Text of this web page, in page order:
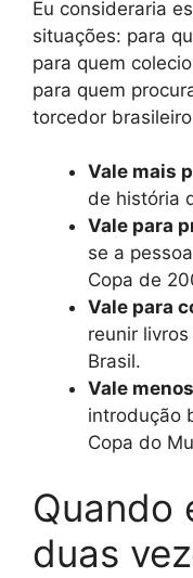
Eu consideraria
situações: para
para quem
para quem
torcedor
Vale mais
de história
Vale para
se a
Copa de
Vale para
reunir
Brasil.
Vale
introdução
Copa do
Quando
duas